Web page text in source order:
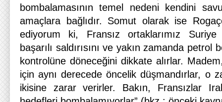
bombalamasının temel nedeni kendini
amaçlara bağlıdır. Somut olarak ise
ediyorum ki, Fransız ortaklarımız Suriye
başarılı saldırısını ve yakın zamanda
kontrolüne döneceğini dikkate alırlar.
için aynı derecede öncelik düşmandırlar, o
ikisine zarar verirler. Bakın, Fransızlar